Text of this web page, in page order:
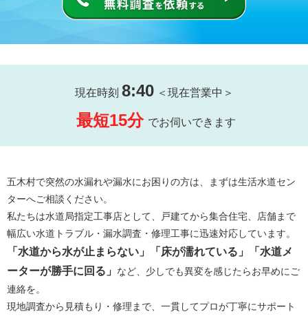
現在時刻 8:40＜現在営業中＞
最短15分 でお伺いできます
五木村で突然の水漏れや漏水にお困りの方は、まずは生活水道セン
ターへご相談ください。
私たちは水道局指定工事店として、戸建てから集合住宅、店舗まで
幅広い水道トラブル・漏水調査・修理工事に迅速対応しています。
「水道から水が止まらない」「床が濡れている」「水道メ
ーターが勝手に回る」 など、少しでも異変を感じたらお早めにご
連絡を。
現地調査から見積もり・修理まで、一貫してプロが丁寧にサポート